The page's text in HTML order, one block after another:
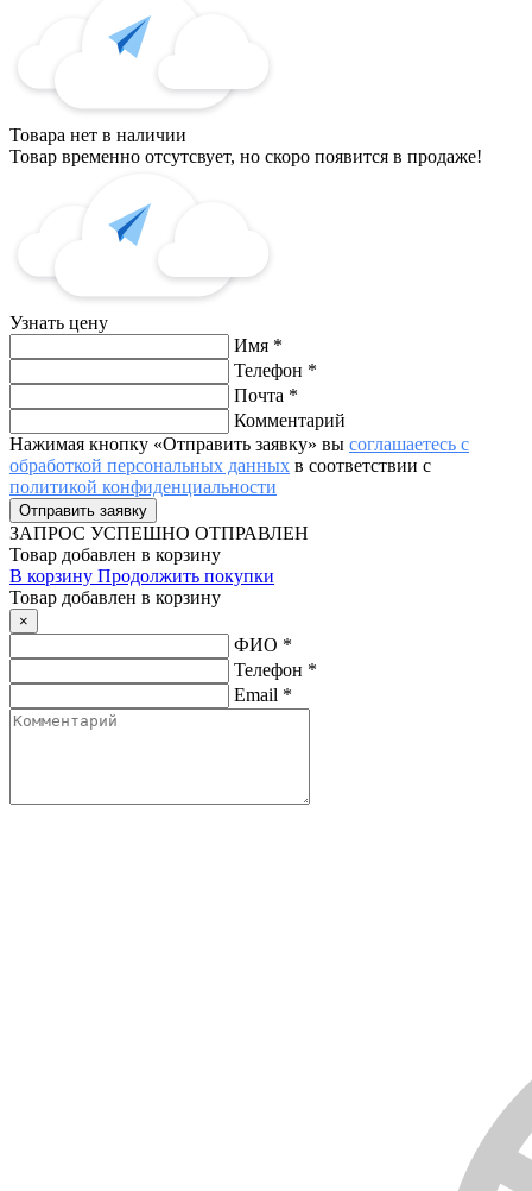
Товара нет в наличии
Товар временно отсутсвует, но скоро появится в продаже!
Узнать цену
Имя *
Телефон *
Почта *
Комментарий
Нажимая кнопку «Отправить заявку» вы соглашаетесь с
обработкой персональных данных в соответствии с
политикой конфиденциальности
ЗАПРОС УСПЕШНО ОТПРАВЛЕН
Товар добавлен в корзину
В корзину Продолжить покупки
Товар добавлен в корзину
×
ФИО *
Телефон *
Email *